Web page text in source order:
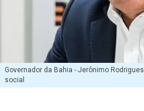
Governador da Bahia - Jerônimo
social